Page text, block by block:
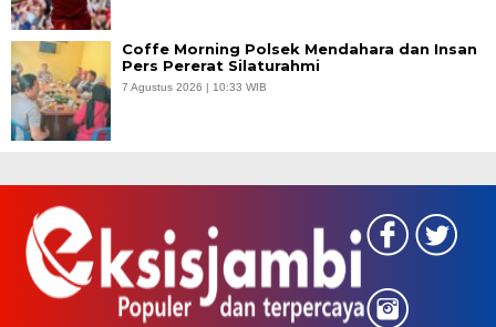
Coffe Morning Polsek Mendahara dan Insan
Pers Pererat Silaturahmi
7 Agustus 2026 | 10:33 WIB